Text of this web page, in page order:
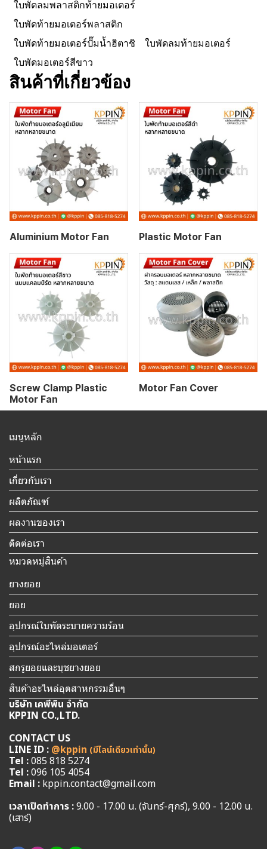
ใบพัดลมพลาสติกท้ายมอเตอร์
ใบพัดท้ายมอเตอร์พลาสติก
ใบพัดท้ายมอเตอร์ปั๊มน้ำฮิตาชิ
ใบพัดลมท้ายมอเตอร์
ใบพัดมอเตอร์สีขาว
สินค้าที่เกี่ยวข้อง
Aluminium Motor Fan Plastic Motor Fan
Screw Clamp Plastic
Motor Fan
Motor Fan Cover
เมนูหลัก
หน้าแรก
เกี่ยวกับเรา
ผลิตภัณฑ์
ผลงานของเรา
ติดต่อเรา
หมวดหมู่สินค้า
ยางยอย
ยอย
อุปกรณ์ใบพัดระบายความร้อน
อุปกรณ์อะไหล่มอเตอร์
สกรูยอยและบุชยางยอย
สินค้าอะไหล่อุตสาหกรรมอื่นๆ
บริษัท เคพีพิน จำกัด
KPPIN CO.,LTD.
CONTACT US
LINE ID : @kppin (มีไลน์เดียวเท่านั้น)
Tel :085 818 5274
Tel :096 105 4054
Email : kppin.contact@gmail.com
เวลาเปิดทำการ :9.00 - 17.00 น. (จันทร์-ศุกร์), 9.00 - 12.00 น.
(เสาร์)